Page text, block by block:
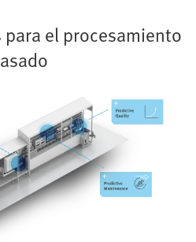
el procesamiento